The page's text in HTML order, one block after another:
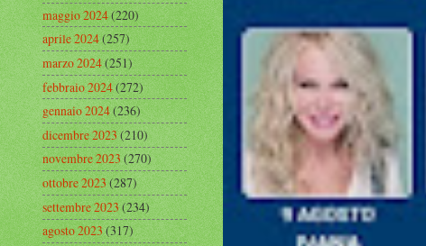
maggio 2024(220)
aprile 2024(257)
marzo 2024(251)
febbraio 2024(272)
gennaio 2024(236)
dicembre 2023(210)
novembre 2023(270)
ottobre 2023(287)
settembre 2023(234)
agosto 2023(317)